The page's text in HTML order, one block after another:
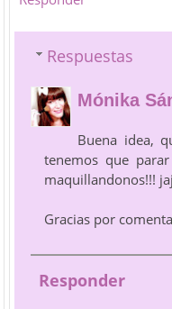
Respuestas
Mónika
Buena idea,
tenemos que
maquillandonos!!!
Gracias por
Responder